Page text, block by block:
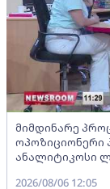
მიმდინარე
ოპოზიციონერი
ანალიტიკოსი
2026/08/06 12:05